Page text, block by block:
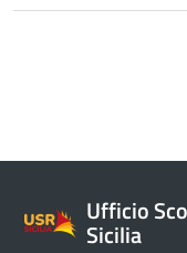
Ufficio
Sicilia